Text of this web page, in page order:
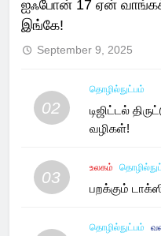
ஐஃபோன் 17 ஏன்
இங்கே!
September 9, 2025
02
தொழில்நுட்பம்
டிஜிட்டல்
வழிகள்!
03
உலகம்
பறக்கும்
தொழில்நுட்பம்